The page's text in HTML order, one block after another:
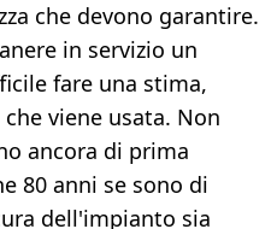
che devono garantire.
in servizio un
fare una stima,
viene usata. Non
ancora di prima
80 anni se sono di
dell'impianto sia